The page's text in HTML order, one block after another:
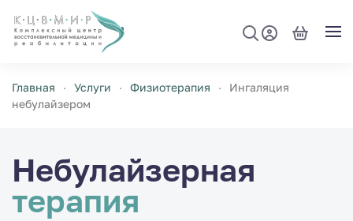
Перейти к содержимому
Главная Услуги Физиотерапия
Ингаляция
небулайзером
Небулайзерная
терапия